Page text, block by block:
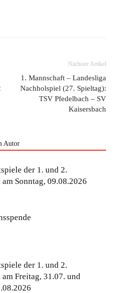
Nächster Artikel
1. Mannschaft – Landesliga
Nachholspiel (27. Spieltag):
TSV Pfedelbach – SV
Kaisersbach
Autor
der 1. und 2.
Sonntag, 09.08.2026
der 1. und 2.
Freitag, 31.07. und